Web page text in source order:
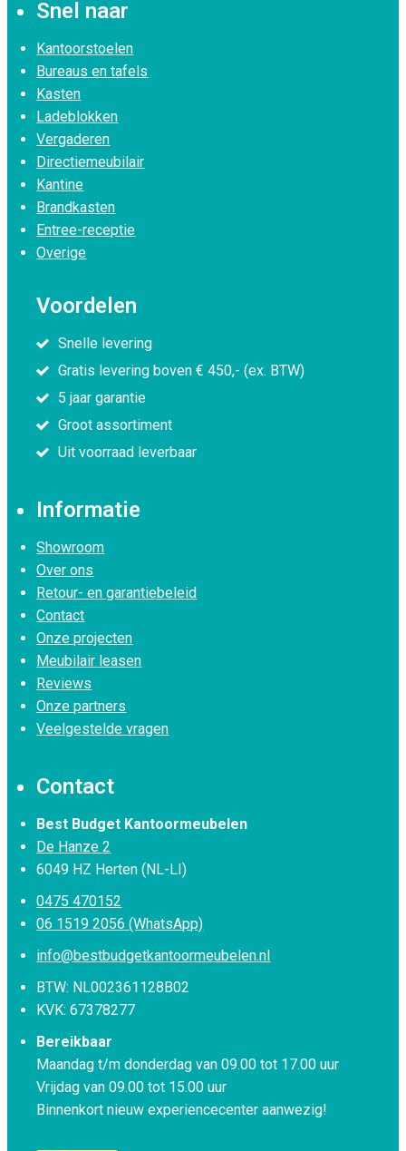
Snel naar
Kantoorstoelen
Bureaus en tafels
Kasten
Ladeblokken
Vergaderen
Directiemeubilair
Kantine
Brandkasten
Entree-receptie
Overige
Voordelen
Snelle levering
Gratis levering boven € 450,- (ex. BTW)
5 jaar garantie
Groot assortiment
Uit voorraad leverbaar
Informatie
Showroom
Over ons
Retour- en garantiebeleid
Contact
Onze projecten
Meubilair leasen
Reviews
Onze partners
Veelgestelde vragen
Contact
Best Budget Kantoormeubelen
De Hanze 2
6049 HZ Herten (NL-LI)
0475 470152
06 1519 2056 (WhatsApp)
info@bestbudgetkantoormeubelen.nl
BTW: NL002361128B02
KVK: 67378277
Bereikbaar
Maandag t/m donderdag van 09.00 tot 17.00 uur
Vrijdag van 09.00 tot 15.00 uur
Binnenkort nieuw experiencecenter aanwezig!